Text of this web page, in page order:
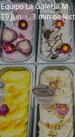
Equipo La Galería M
19 jun
3 min de